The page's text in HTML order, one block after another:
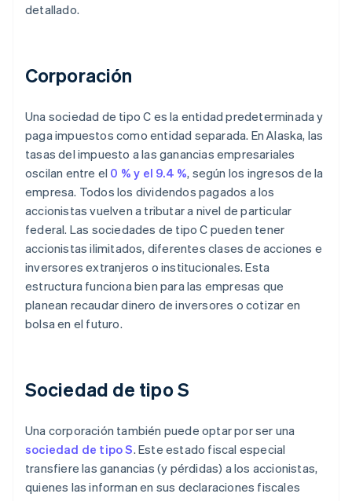
detallado.
Corporación
Una sociedad de tipo C es la entidad predeterminada y
paga impuestos como entidad separada. En Alaska, las
tasas del impuesto a las ganancias empresariales
oscilan entre el 0 % y el 9.4 %, según los ingresos de la
empresa. Todos los dividendos pagados a los
accionistas vuelven a tributar a nivel de particular
federal. Las sociedades de tipo C pueden tener
accionistas ilimitados, diferentes clases de acciones e
inversores extranjeros o institucionales. Esta
estructura funciona bien para las empresas que
planean recaudar dinero de inversores o cotizar en
bolsa en el futuro.
Sociedad de tipo S
Una corporación también puede optar por ser una
sociedad de tipo S. Este estado fiscal especial
transfiere las ganancias (y pérdidas) a los accionistas,
quienes las informan en sus declaraciones fiscales